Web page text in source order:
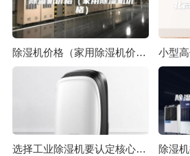
除湿机价格（家用除湿机价格）
选择工业除湿机要认定核心功能